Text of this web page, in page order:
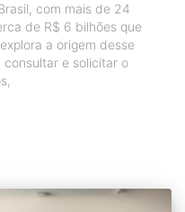
com mais de 24
de R$ 6 bilhões que
a origem desse
e solicitar o